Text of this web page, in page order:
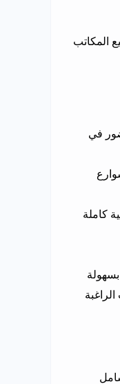
المكاتب
في
كاملة
بسهولة
ريال شامل